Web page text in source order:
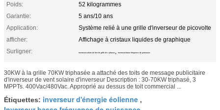
Poids:
52 kilogrammes
Garantie:
5 ans/10 ans
Application:
Système relié à une grille d'inverseur de picovolte
afficher:
Affichage à cristaux liquides de graphique
Surligner:
inverseur solaire de lien de grille de 3 phases , inverseur basse fréquence de puissance
30KW à la grille 70KW triphasée a attaché des toits de message publicitaire
d'inverseur de vent solaire d'inverseur Description : 30-70KW triphasé, 3
MPPTs. 400Vac/480Vac. Approprié au dessus de toit commercial ...
Étiquettes: inverseur d'énergie éolienne ,